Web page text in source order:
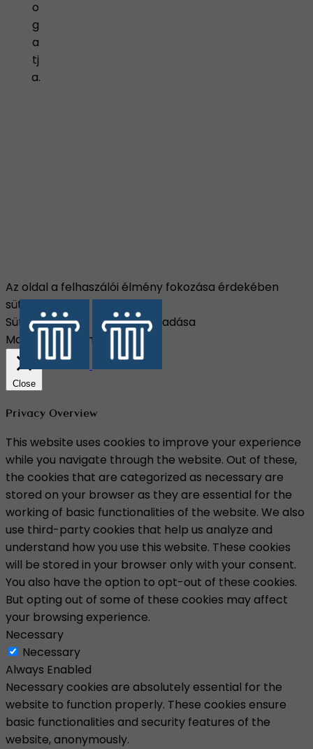
o
g
a
tj
a.
Az oldal a felhaszálói élmény fokozása érdekében
sütiket használ.
Süti beállítások
Összes elfogadása
Manage consent
Close
Privacy Overview
This website uses cookies to improve your experience
while you navigate through the website. Out of these,
the cookies that are categorized as necessary are
stored on your browser as they are essential for the
working of basic functionalities of the website. We also
use third-party cookies that help us analyze and
understand how you use this website. These cookies
will be stored in your browser only with your consent.
You also have the option to opt-out of these cookies.
But opting out of some of these cookies may affect
your browsing experience.
Necessary
Necessary
Always Enabled
Necessary cookies are absolutely essential for the
website to function properly. These cookies ensure
basic functionalities and security features of the
website, anonymously.